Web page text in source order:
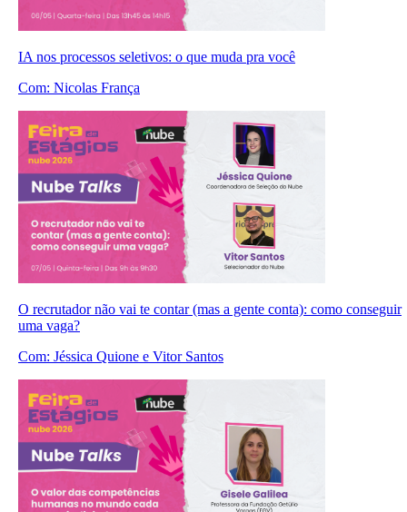
IA nos processos seletivos: o que muda pra você
Com: Nicolas França
O recrutador não vai te contar (mas a gente conta): como conseguir
uma vaga?
Com: Jéssica Quione e Vitor Santos